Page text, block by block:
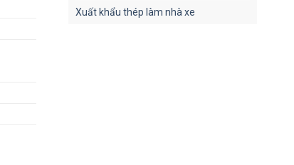
Xuất khẩu thép làm nhà xe